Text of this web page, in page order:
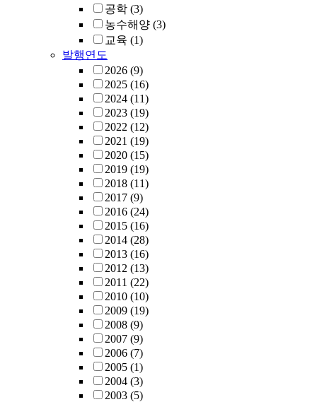
공학 (3)
농수해양 (3)
교육 (1)
발행연도
2026 (9)
2025 (16)
2024 (11)
2023 (19)
2022 (12)
2021 (19)
2020 (15)
2019 (19)
2018 (11)
2017 (9)
2016 (24)
2015 (16)
2014 (28)
2013 (16)
2012 (13)
2011 (22)
2010 (10)
2009 (19)
2008 (9)
2007 (9)
2006 (7)
2005 (1)
2004 (3)
2003 (5)